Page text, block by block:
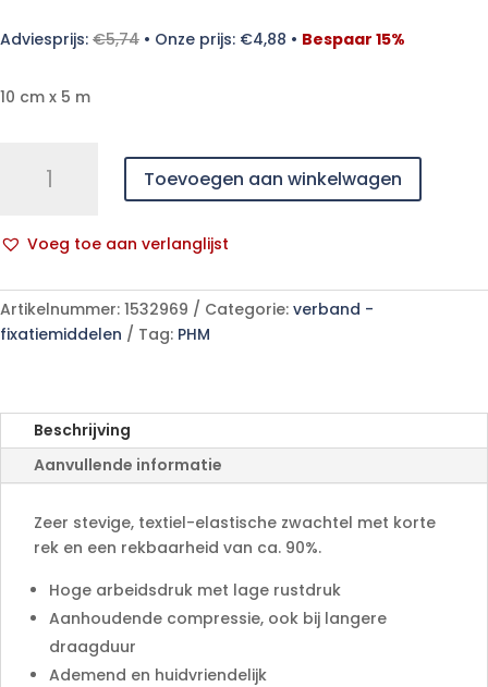
Adviesprijs: €5,74 • Onze prijs: €4,88 • Bespaar 15%
10 cm x 5 m
10cmx5m
aantal
Toevoegen aan winkelwagen
Voeg toe aan verlanglijst
l
t
e
a
t
Artikelnummer: 1532969 Categorie: verband -
fixatiemiddelen
Tag: PHM
Beschrijving
Aanvullende informatie
Zeer stevige, textiel-elastische zwachtel met korte
rek en een rekbaarheid van ca. 90%.
Hoge arbeidsdruk met lage rustdruk
Aanhoudende compressie, ook bij langere
draagduur
Ademend en huidvriendelijk